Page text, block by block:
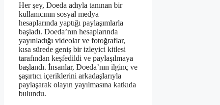
Her şey, Doeda adıyla tanınan bir
kullanıcının sosyal medya
hesaplarında yaptığı paylaşımlarla
başladı. Doeda’nın hesaplarında
yayınladığı videolar ve fotoğraflar,
kısa sürede geniş bir izleyici kitlesi
tarafından keşfedildi ve paylaşılmaya
başlandı. İnsanlar, Doeda’nın ilginç ve
şaşırtıcı içeriklerini arkadaşlarıyla
paylaşarak olayın yayılmasına katkıda
bulundu.